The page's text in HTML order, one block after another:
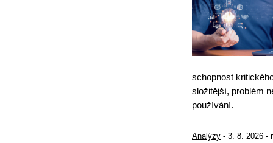
schopnost
složitější, problém
používání.
Analýzy - 3. 8. 2026 -